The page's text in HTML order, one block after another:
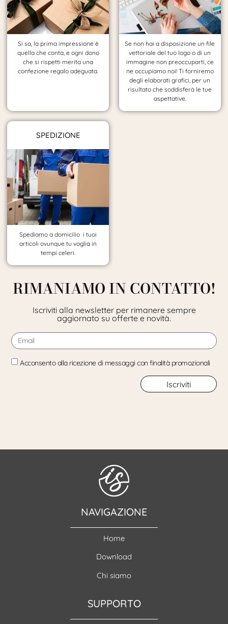
Si sa, la prima impressione è
quella che conta, e ogni dono
che si rispetti merita una
confezione regalo adeguata.
Se non hai a disposizione un file
vettoriale del tuo logo o di un
immagine non preoccuparti, ce
ne occupiamo noi! Ti forniremo
degli elaborati grafici, per un
risultato che soddisferà le tue
aspettative.
SPEDIZIONE
Spediamo a domicilio i tuoi
articoli ovunque tu voglia in
tempi celeri.
RIMANIAMO IN CONTATTO!
Iscriviti alla newsletter per rimanere sempre
aggiornato su offerte e novità.
Acconsento alla ricezione di messaggi con finalità promozionali
Iscriviti
NAVIGAZIONE
Home
Download
Chi siamo
SUPPORTO